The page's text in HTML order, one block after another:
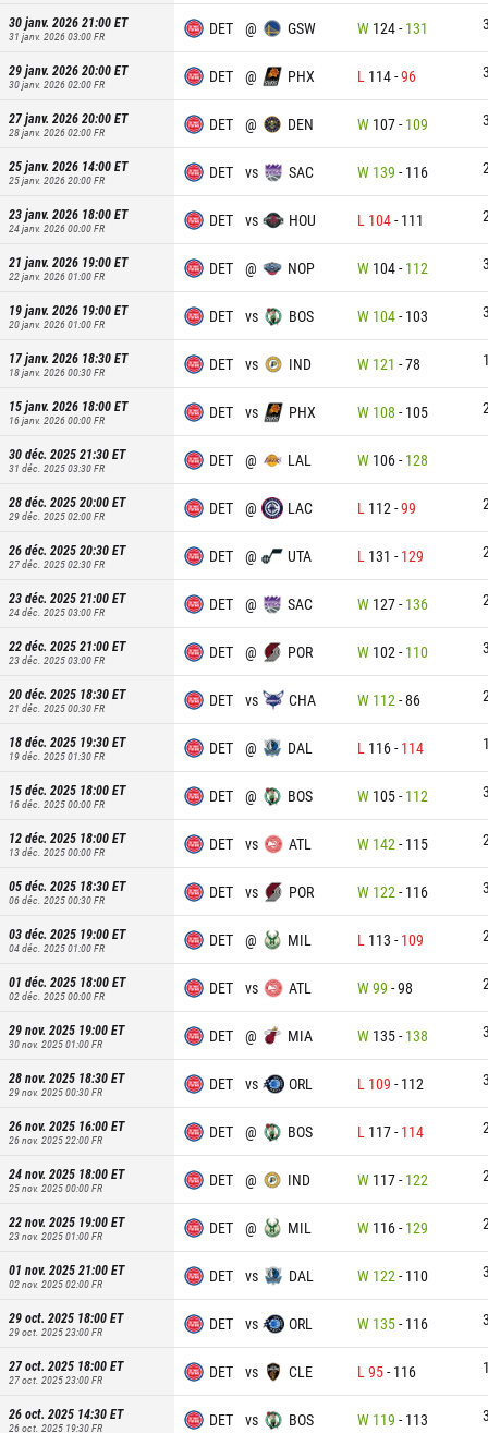
30 janv. 2026 21:00ET
31 janv. 2026 03:00FR DET @ GSW W 124- 131
29 janv. 2026 20:00ET
30 janv. 2026 02:00FR DET @ PHX L 114-96
27 janv. 2026 20:00ET
28 janv. 2026 02:00FR DET @ DEN W 107- 109
25 janv. 2026 14:00ET
25 janv. 2026 20:00FR DET vs SAC W 139 - 116
23 janv. 2026 18:00ET
24 janv. 2026 00:00FR DET vs HOU L 104- 111
21 janv. 2026 19:00ET
22 janv. 2026 01:00FR DET @ NOP W 104- 112
19 janv. 2026 19:00ET
20 janv. 2026 01:00FR DET vs BOS W 104- 103
17 janv. 2026 18:30ET
18 janv. 2026 00:30FR DET vs IND W 121 -78
15 janv. 2026 18:00ET
16 janv. 2026 00:00FR DET vs PHX W 108 - 105
30 déc. 2025 21:30ET
31 déc. 2025 03:30FR DET @ LAL W 106- 128
28 déc. 2025 20:00ET
29 déc. 2025 02:00FR DET @ LAC L 112 -99
26 déc. 2025 20:30ET
27 déc. 2025 02:30FR DET @ UTA L 131 - 129
23 déc. 2025 21:00ET
24 déc. 2025 03:00FR DET @ SAC W 127- 136
22 déc. 2025 21:00ET
23 déc. 2025 03:00FR DET @ POR W 102 - 110
20 déc. 2025 18:30ET
21 déc. 2025 00:30FR DET vs CHA W 112 -86
18 déc. 2025 19:30ET
19 déc. 2025 01:30FR DET @ DAL L 116- 114
15 déc. 2025 18:00ET
16 déc. 2025 00:00FR DET @ BOS W 105- 112
12 déc. 2025 18:00ET
13 déc. 2025 00:00FR DET vs ATL W 142 - 115
05 déc. 2025 18:30ET
06 déc. 2025 00:30FR DET vs POR W 122 - 116
03 déc. 2025 19:00ET
04 déc. 2025 01:00FR DET @ MIL L 113 - 109
01 déc. 2025 18:00ET
02 déc. 2025 00:00FR DET vs ATL W99 -98
29 nov. 2025 19:00ET
30 nov. 2025 01:00FR DET @ MIA W 135- 138
28 nov. 2025 18:30ET
29 nov. 2025 00:30FR DET vs ORL L 109 - 112
26 nov. 2025 16:00ET
26 nov. 2025 22:00FR DET @ BOS L 117- 114
24 nov. 2025 18:00ET
25 nov. 2025 00:00FR DET @ IND W 117- 122
22 nov. 2025 19:00ET
23 nov. 2025 01:00FR DET @ MIL W 116- 129
01 nov. 2025 21:00ET
02 nov. 2025 02:00FR DET vs DAL W 122 - 110
29 oct. 2025 18:00ET
29 oct. 2025 23:00FR DET vs ORL W 135- 116
27 oct. 2025 18:00ET
27 oct. 2025 23:00FR DET vs CLE L 95- 116
26 oct. 2025 14:30ET
26 oct. 2025 19:30FR DET vs BOS W 119 - 113